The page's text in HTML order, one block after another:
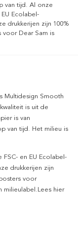
van tijd. Al onze
Ecolabel-
drukkerijen zijn 100%
voor Dear Sam is
Multidesign Smooth
is uit de
is van
van tijd. Het milieu is
en EU Ecolabel-
drukkerijen zijn
voor
milieulabel.Lees hier